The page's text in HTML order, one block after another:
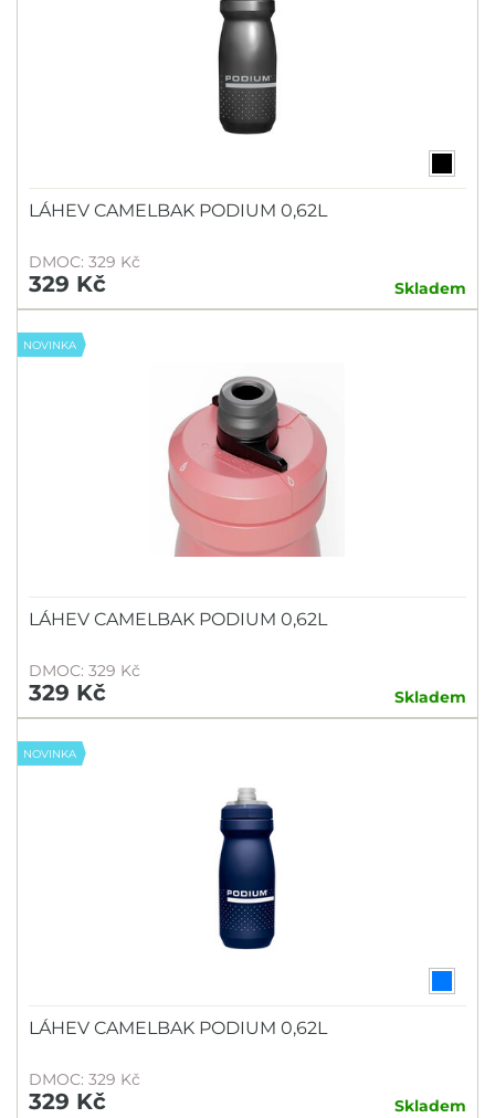
LÁHEV CAMELBAK PODIUM 0,62L
DMOC: 329 Kč
329 Kč Skladem
NOVINKA
LÁHEV CAMELBAK PODIUM 0,62L
DMOC: 329 Kč
329 Kč Skladem
NOVINKA
LÁHEV CAMELBAK PODIUM 0,62L
DMOC: 329 Kč
329 Kč Skladem